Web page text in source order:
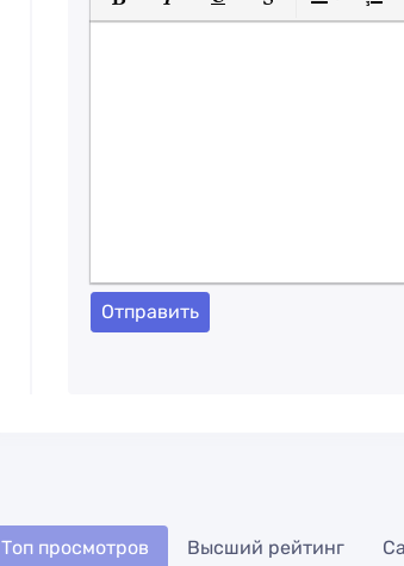
Полужирный
КурсивПодчеркнутый
Зачеркнутый
Отправить
Топ просмотров Высший рейтинг